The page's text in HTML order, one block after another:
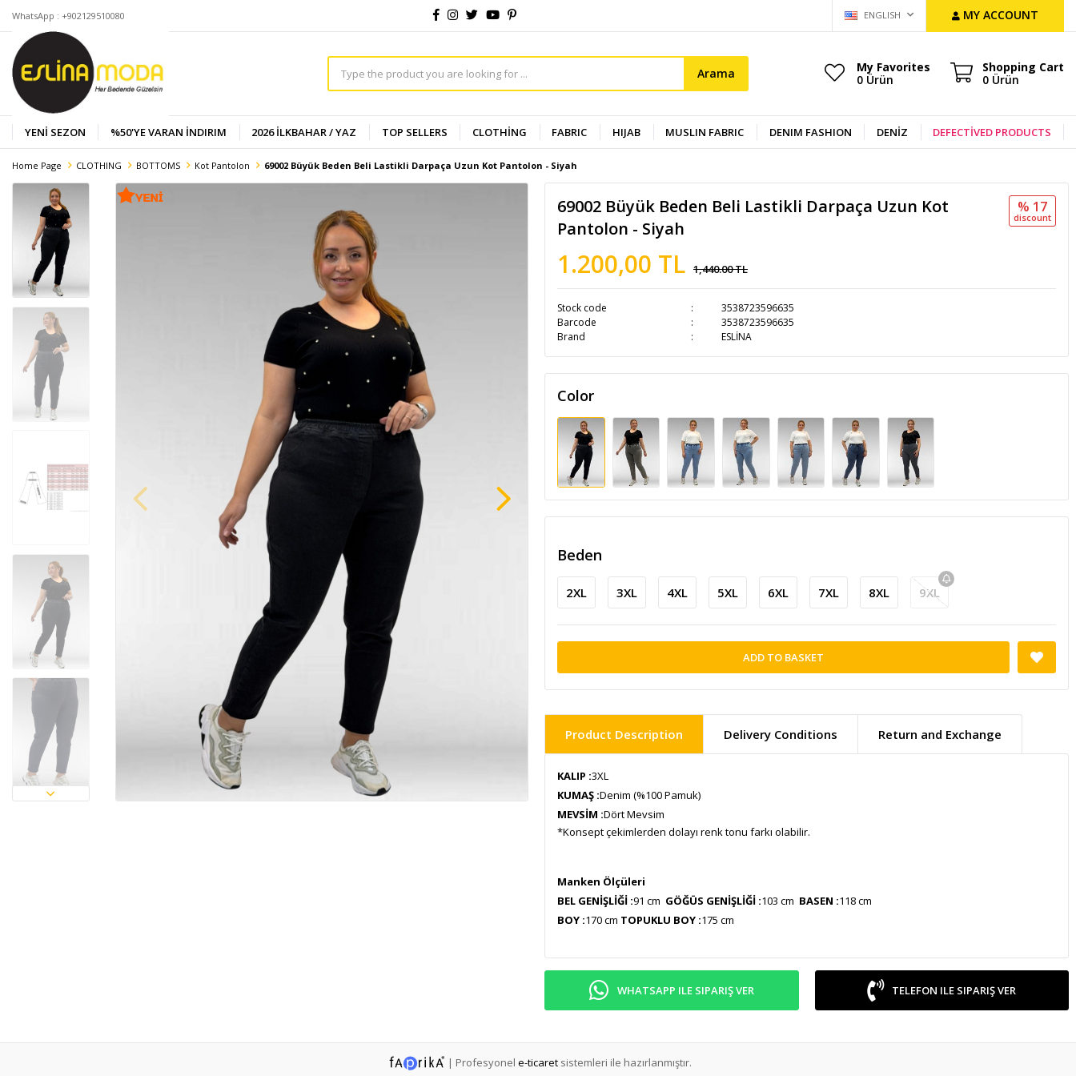
WhatsApp : +902129510080 ENGLISH MY ACCOUNT
Arama
My Favorites
0 Ürün
Shopping Cart
0 Ürün
YENİ SEZON %50'YE VARAN İNDIRIM 2026 İLKBAHAR / YAZ TOP SELLERS CLOTHİNG FABRIC HIJAB MUSLIN FABRIC DENIM FASHION DENİZ DEFECTİVED PRODUCTS
Home Page CLOTHING BOTTOMS Kot Pantolon 69002 Büyük Beden Beli Lastikli Darpaça Uzun Kot Pantolon - Siyah
69002 Büyük Beden Beli Lastikli Darpaça Uzun Kot
Pantolon - Siyah
1.200,00 TL 1,440.00 TL
% 17
discount
Stock code
3538723596635
Barcode
3538723596635
Brand
ESLİNA
Color
Beden
2XL 3XL 4XL 5XL 6XL 7XL 8XL 9XL
ADD TO BASKET
Product Description Delivery Conditions Return and Exchange
KALIP :3XL
KUMAŞ :Denim (%100 Pamuk)
MEVSİM :Dört Mevsim
*Konsept çekimlerden dolayı renk tonu farkı olabilir.
Manken Ölçüleri
BEL GENİŞLİĞİ :91 cm GÖĞÜS GENİŞLİĞİ :103 cm BASEN :118 cm
BOY :170 cm TOPUKLU BOY :175 cm
WHATSAPP ILE SIPARIŞ VER TELEFON ILE SIPARIŞ VER
| Profesyonel e-ticaret sistemleri ile hazırlanmıştır.